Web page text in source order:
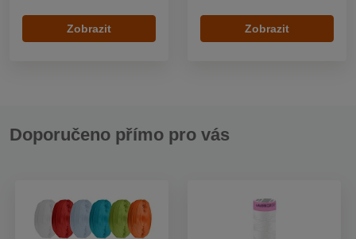
Zobrazit Zobrazit
Doporučeno přímo pro vás